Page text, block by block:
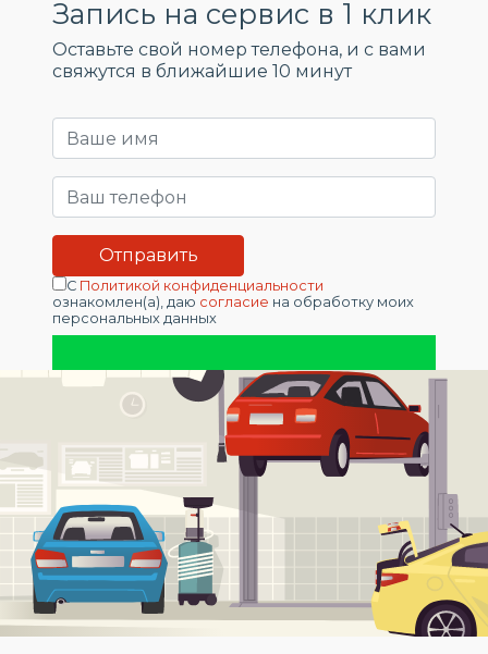
Запись на сервис в 1 клик
Оставьте свой номер телефона, и c вами
свяжутся в ближайшие 10 минут
С Политикой конфиденциальности
ознакомлен(а), даю согласие на обработку моих
персональных данных